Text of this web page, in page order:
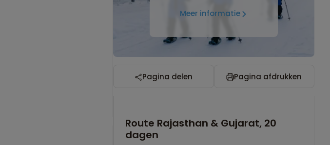
Meer informatie
Pagina delen Pagina afdrukken
Route Rajasthan & Gujarat, 20
dagen